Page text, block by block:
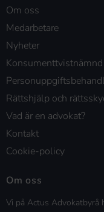
Om oss
Medarbetare
Nyheter
Konsumenttvistnämnd
Rättshjälp och
Vad är en advokat?
Kontakt
Cookie-policy
Om oss
Vi på Actus Advokatbyrå